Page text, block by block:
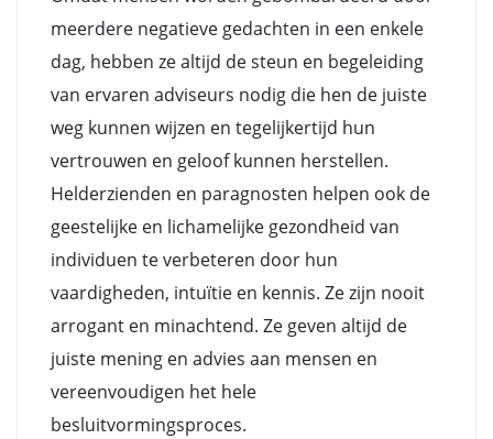
meerdere negatieve gedachten in een enkele
dag, hebben ze altijd de steun en begeleiding
van ervaren adviseurs nodig die hen de juiste
weg kunnen wijzen en tegelijkertijd hun
vertrouwen en geloof kunnen herstellen.
Helderzienden en paragnosten helpen ook de
geestelijke en lichamelijke gezondheid van
individuen te verbeteren door hun
vaardigheden, intuïtie en kennis. Ze zijn nooit
arrogant en minachtend. Ze geven altijd de
juiste mening en advies aan mensen en
vereenvoudigen het hele
besluitvormingsproces.